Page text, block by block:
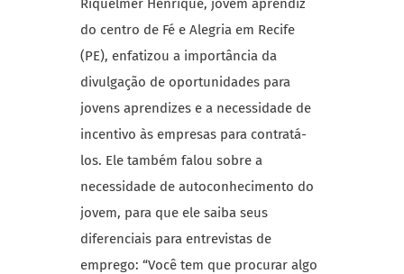
Riquelmer Henrique, jovem aprendiz
do centro de Fé e Alegria em Recife
(PE), enfatizou a importância da
divulgação de oportunidades para
jovens aprendizes e a necessidade de
incentivo às empresas para contratá-
los. Ele também falou sobre a
necessidade de autoconhecimento do
jovem, para que ele saiba seus
diferenciais para entrevistas de
emprego: “Você tem que procurar algo